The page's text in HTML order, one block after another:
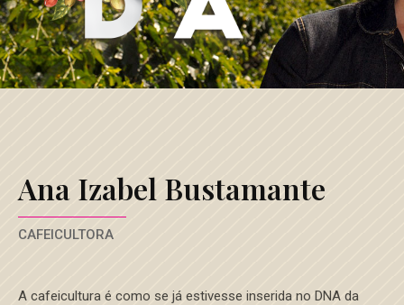
Ana Izabel Bustamante
CAFEICULTORA
A cafeicultura é como se já estivesse inserida no DNA da